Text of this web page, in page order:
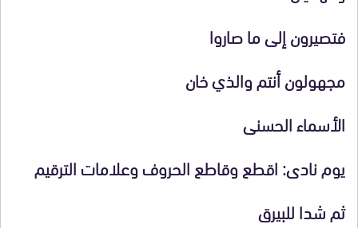
فتصيرون إلى ما صاروا
مجهولون أنتم والذي خان
الأسماء الحسنى
يوم نادى: اقطع وقاطع الحروف وعلامات الترقيم
ثم شدا للبيرق